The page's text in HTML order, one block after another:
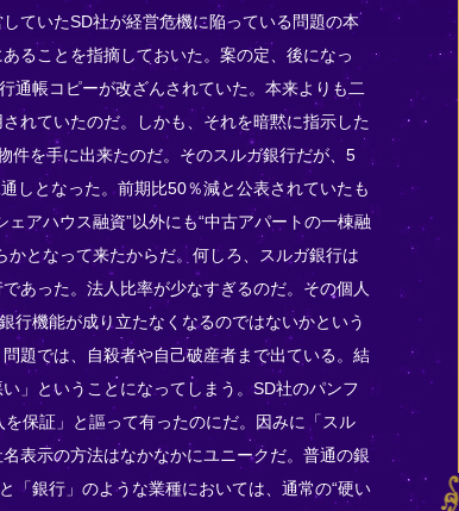
ていたSD社が経営危機に陥っている問題の本
ることを指摘しておいた。案の定、後になっ
通帳コピーが改ざんされていた。本来よりも二
れていたのだ。しかも、それを暗黙に指示した
件を手に出来たのだ。そのスルガ銀行だが、5
しとなった。前期比50％減と公表されていたも
アハウス融資”以外にも“中古アパートの一棟融
となって来たからだ。何しろ、スルガ銀行は
あった。法人比率が少なすぎるのだ。その個人
行機能が成り立たなくなるのではないかという
題では、自殺者や自己破産者まで出ている。結
」ということになってしまう。SD社のパンフ
保証」と謳って有ったのにだ。因みに「スル
表示の方法はなかなかにユニークだ。普通の銀
「銀行」のような業種においては、通常の“硬い